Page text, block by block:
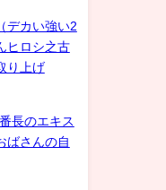
デカい強い2
ヒロシ之古
り上げ
長のエキス
ばさんの自